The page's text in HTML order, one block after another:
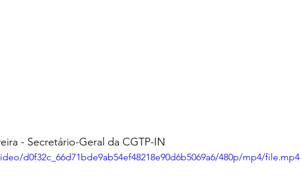
- Secretário-Geral da CGTP-IN
d0f32c_66d71bde9ab54ef48218e90d6b5069a6/480p/mp4/file.mp4